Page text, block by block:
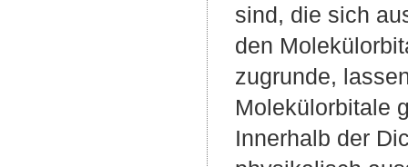
sind, die sich
den
zugrunde,
Molekülorbitale
Innerhalb der